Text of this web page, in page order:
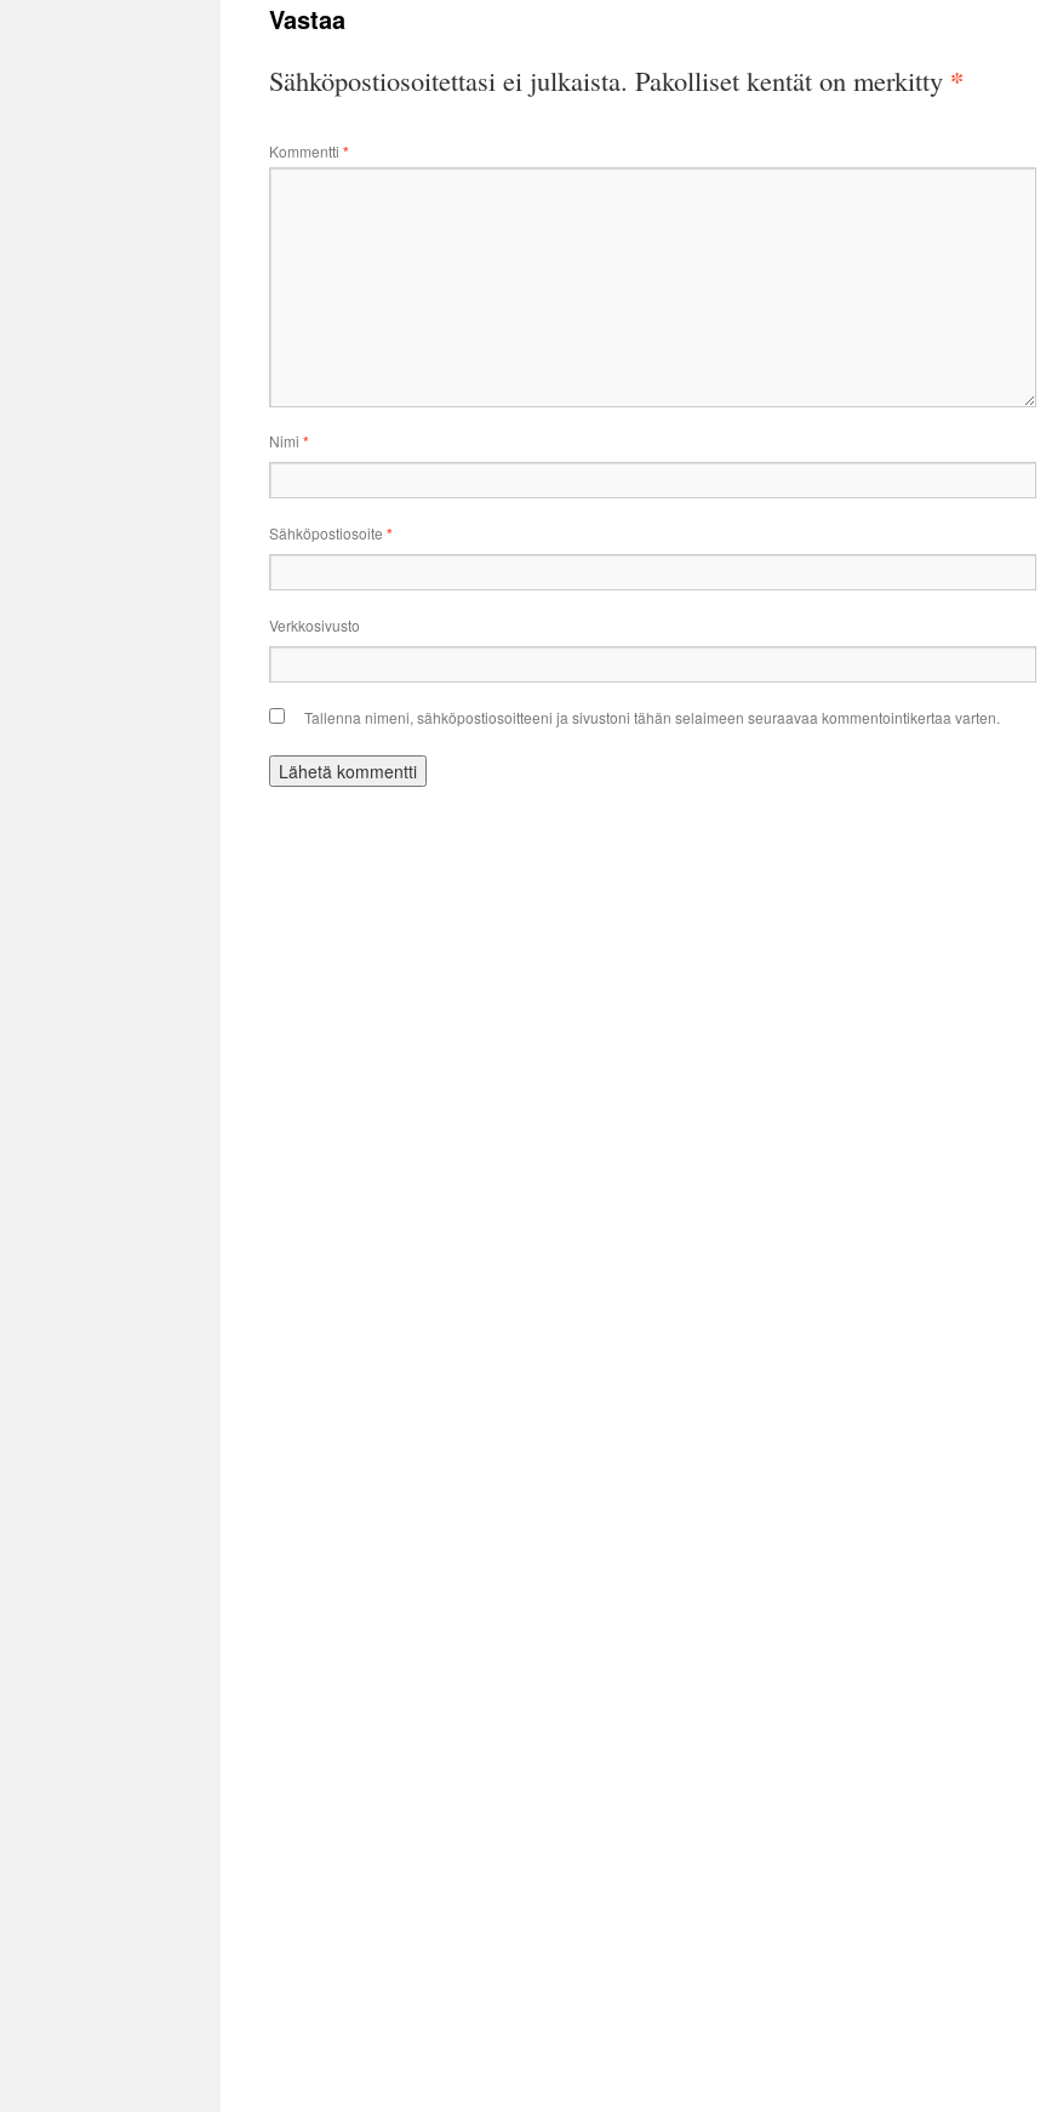
Vastaa
Sähköpostiosoitettasi ei julkaista. Pakolliset kentät on merkitty *
Kommentti *
Nimi *
Sähköpostiosoite *
Verkkosivusto
Tallenna nimeni, sähköpostiosoitteeni ja sivustoni tähän selaimeen seuraavaa kommentointikertaa varten.